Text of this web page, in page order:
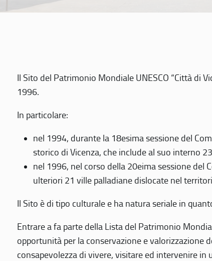
Il Sito del Patrimonio Mondiale UNESCO “Città di
1996.
In particolare:
nel 1994, durante la 18esima sessione del
storico di Vicenza, che include al suo interno
nel 1996, nel corso della 20eima sessione del
ulteriori 21 ville palladiane dislocate nel
Il Sito è di tipo culturale e ha natura seriale in
Entrare a fa parte della Lista del Patrimonio
opportunità per la conservazione e valorizzazione
consapevolezza di vivere, visitare ed intervenire